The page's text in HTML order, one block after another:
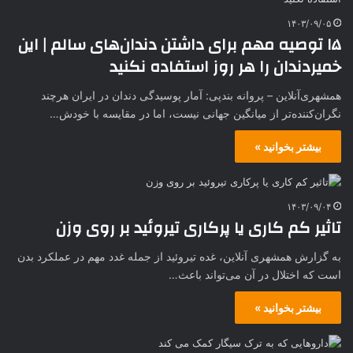
۱۴۰۳/۰۹/۰۵
۱۵ توصیه مهم برای داشتن دندان‌های سالم | این
خمیردندان را هر روز استفاده نکنید
همشهری‌آنلاین – پروانه بندپی: آمار پوسیدگی دندان در ایران هرچند
نگران‌کننده‌تر از میانگین جهانی نیست، اما در مقایسه با خودش…
بیشتر بخوانید »
۱۴۰۳/۰۹/۰۴
تاثیر کم کاری یا پرکاری تیروئید بر روی وزن
به گزارش همشهری آنلاین، غده تیروئید از جمله غدد مهم در عملکرد بدن
است که اختلال در آن می‌تواند باعث…
بیشتر بخوانید »